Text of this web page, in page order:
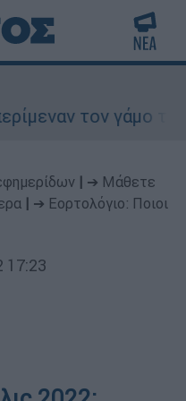
τον γάμο του
➔ Μάθετε
➔ Εορτολόγιο: Ποιοι
17:23